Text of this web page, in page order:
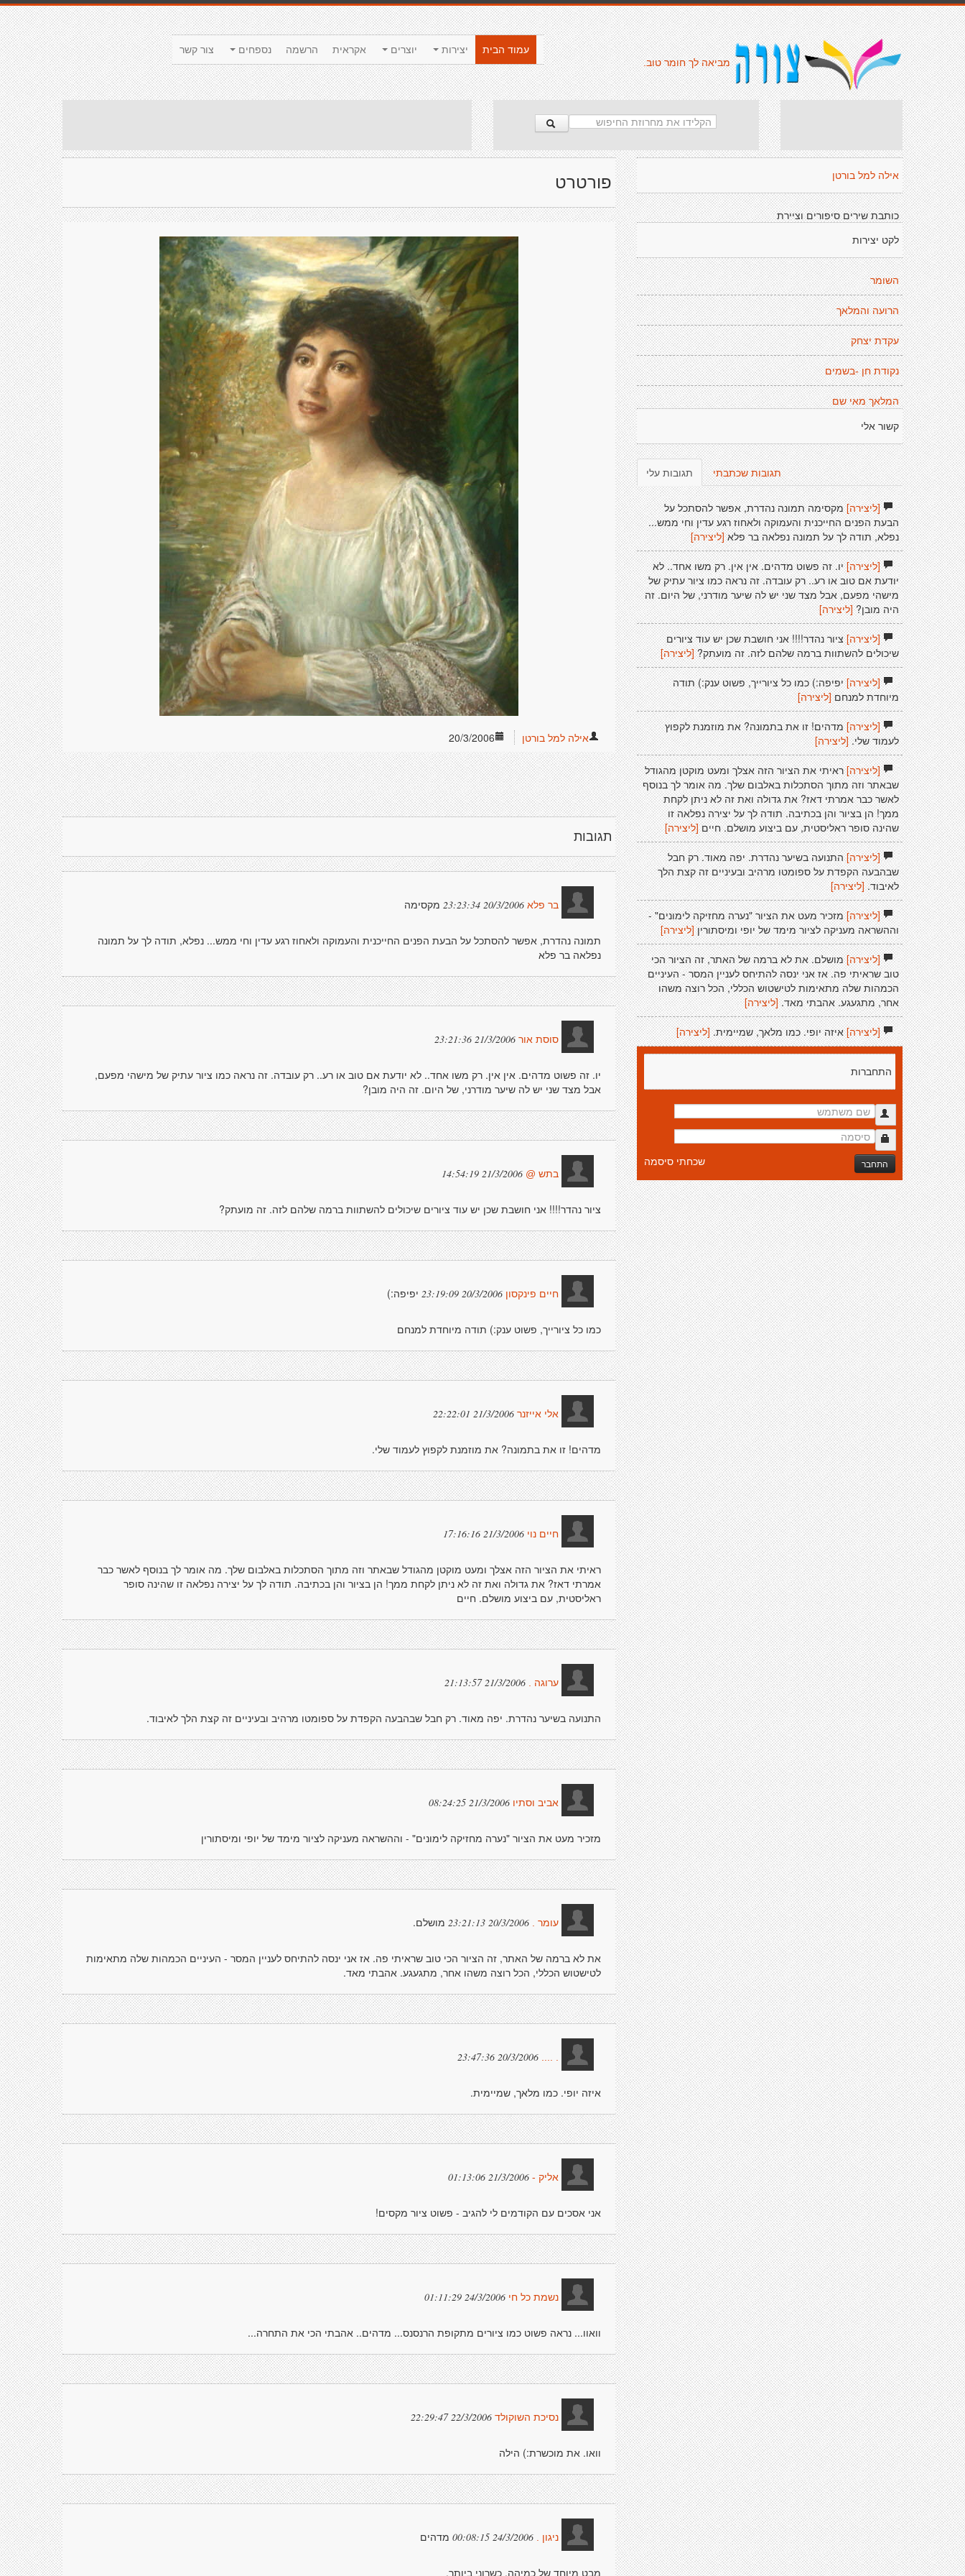
צור קשר נספחים הרשמה אקראית יוצרים יצירות
עמוד הבית
מביאה לך חומר טוב.
פורטרט
20/3/2006 אילה למל בורטן
תגובות
בר פלא 20/3/2006 23:23:34 מקסימה
תמונה נהדרת, אפשר להסתכל על הבעת הפנים החייכנית והעמוקה ולאחוז רגע עדין וחי ממש... נפלא, תודה לך על תמונה
נפלאה בר פלא
סוסת אור 21/3/2006 23:21:36
יו. זה פשוט מדהים. אין אין. רק משו אחד.. לא יודעת אם טוב או רע.. רק עובדה. זה נראה כמו ציור עתיק של מישהי מפעם,
אבל מצד שני יש לה שיער מודרני, של היום. זה היה מובן?
בתש @ 21/3/2006 14:54:19
ציור נהדר!!!! אני חושבת שכן יש עוד ציורים שיכולים להשתוות ברמה שלהם לזה. זה מועתק?
חיים פינקסון 20/3/2006 23:19:09 יפיפה:)
כמו כל ציורייך, פשוט ענק:) תודה מיוחדת למנחם
אלי אייזנר 21/3/2006 22:22:01
מדהים! זו את בתמונה? את מוזמנת לקפוץ לעמוד שלי.
חיים נוי 21/3/2006 17:16:16
ראיתי את הציור הזה אצלך ומעט מוקטן מהגודל שבאתר וזה מתוך הסתכלות באלבום שלך. מה אומר לך בנוסף לאשר כבר
אמרתי דאז? את גדולה ואת זה לא ניתן לקחת ממך! הן בציור והן בכתיבה. תודה לך על יצירה נפלאה זו שהינה סופר
ראליסטית, עם ביצוע מושלם. חיים
ערוגה . 21/3/2006 21:13:57
התנועה בשיער נהדרת. יפה מאוד. רק חבל שבהבעה הקפדת על ספומטו מרהיב ובעיניים זה קצת הלך לאיבוד.
אביב וסתיו 21/3/2006 08:24:25
מזכיר מעט את הציור "נערה מחזיקה לימונים" - וההשראה מעניקה לציור מימד של יופי ומיסתורין
עומר . 20/3/2006 23:21:13 מושלם.
את לא ברמה של האתר, זה הציור הכי טוב שראיתי פה. אז אני ינסה להתיחס לעניין המסר - העיניים הכמהות שלה מתאימות
לטישטוש הכללי, הכל רוצה משהו אחר, מתגעגע. אהבתי מאד.
20/3/2006 23:47:36
איזה יופי. כמו מלאך, שמיימית.
אליק - 21/3/2006 01:13:06
אני אסכים עם הקודמים לי להגיב - פשוט ציור מקסים!
נשמת כל חי 24/3/2006 01:11:29
וואוו... נראה פשוט כמו ציורים מתקופת הרנסנס... מדהים.. אהבתי הכי את התחרה...
נסיכת השוקולד 22/3/2006 22:29:47
וואו. את מוכשרת:) הילה
ניגון . 24/3/2006 00:08:15 מדהים
מבט מיוחד של כמיהה. כשרוני ביותר.
אילה למל בורטן
כותבת שירים סיפורים וציירת
לקט יצירות
השומר
הרועה והמלאך
עקדת יצחק
נקודת חן -בשמים
המלאך מאי שם
קשור אלי
תגובות עלי תגובות שכתבתי
[ליצירה]מקסימה תמונה נהדרת, אפשר להסתכל על
הבעת הפנים החייכנית והעמוקה ולאחוז רגע עדין וחי ממש...
נפלא, תודה לך על תמונה נפלאה בר פלא [ליצירה]
[ליצירה]יו. זה פשוט מדהים. אין אין. רק משו אחד.. לא
יודעת אם טוב או רע.. רק עובדה. זה נראה כמו ציור עתיק של
מישהי מפעם, אבל מצד שני יש לה שיער מודרני, של היום. זה
היה מובן?[ליצירה]
[ליצירה]ציור נהדר!!!! אני חושבת שכן יש עוד ציורים
שיכולים להשתוות ברמה שלהם לזה. זה מועתק? [ליצירה]
[ליצירה]יפיפה:) כמו כל ציורייך, פשוט ענק:) תודה
מיוחדת למנחם [ליצירה]
[ליצירה]מדהים! זו את בתמונה? את מוזמנת לקפוץ
לעמוד שלי. [ליצירה]
[ליצירה]ראיתי את הציור הזה אצלך ומעט מוקטן מהגודל
שבאתר וזה מתוך הסתכלות באלבום שלך. מה אומר לך בנוסף
לאשר כבר אמרתי דאז? את גדולה ואת זה לא ניתן לקחת
ממך! הן בציור והן בכתיבה. תודה לך על יצירה נפלאה זו
שהינה סופר ראליסטית, עם ביצוע מושלם. חיים [ליצירה]
[ליצירה]התנועה בשיער נהדרת. יפה מאוד. רק חבל
שבהבעה הקפדת על ספומטו מרהיב ובעיניים זה קצת הלך
לאיבוד.[ליצירה]
[ליצירה]מזכיר מעט את הציור "נערה מחזיקה לימונים" -
וההשראה מעניקה לציור מימד של יופי ומיסתורין [ליצירה]
[ליצירה]מושלם. את לא ברמה של האתר, זה הציור הכי
טוב שראיתי פה. אז אני ינסה להתיחס לעניין המסר - העיניים
הכמהות שלה מתאימות לטישטוש הכללי, הכל רוצה משהו
אחר, מתגעגע. אהבתי מאד. [ליצירה]
[ליצירה]איזה יופי. כמו מלאך, שמיימית. [ליצירה]
התחברות
התחבר שכחתי סיסמה